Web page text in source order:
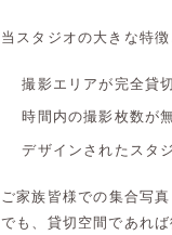
当スタジオの大きな特
撮影エリアが完全貸
時間内の撮影枚数が
デザインされたスタ
ご家族皆様での集合写
でも、貸切空間であれ